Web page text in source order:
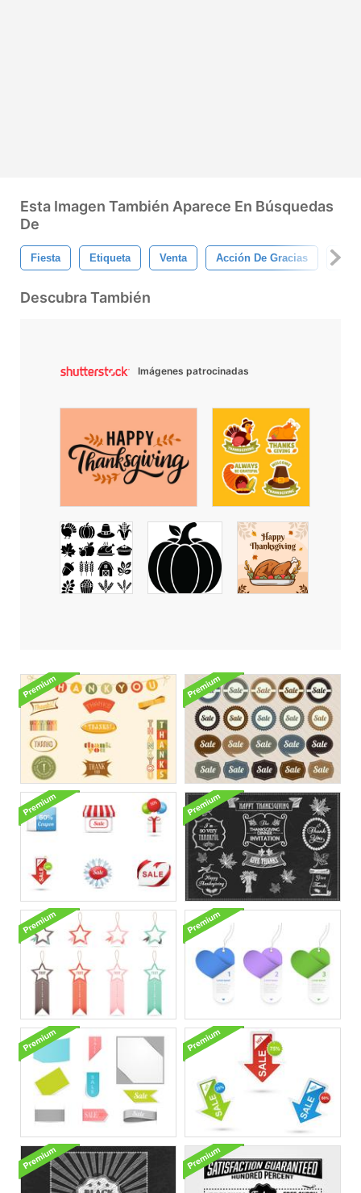
Esta Imagen También Aparece En Búsquedas
De
Fiesta Etiqueta Venta Acción De Gracias
Descubra También
Imágenes patrocinadas